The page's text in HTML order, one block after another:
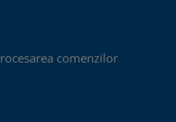
comenzilor